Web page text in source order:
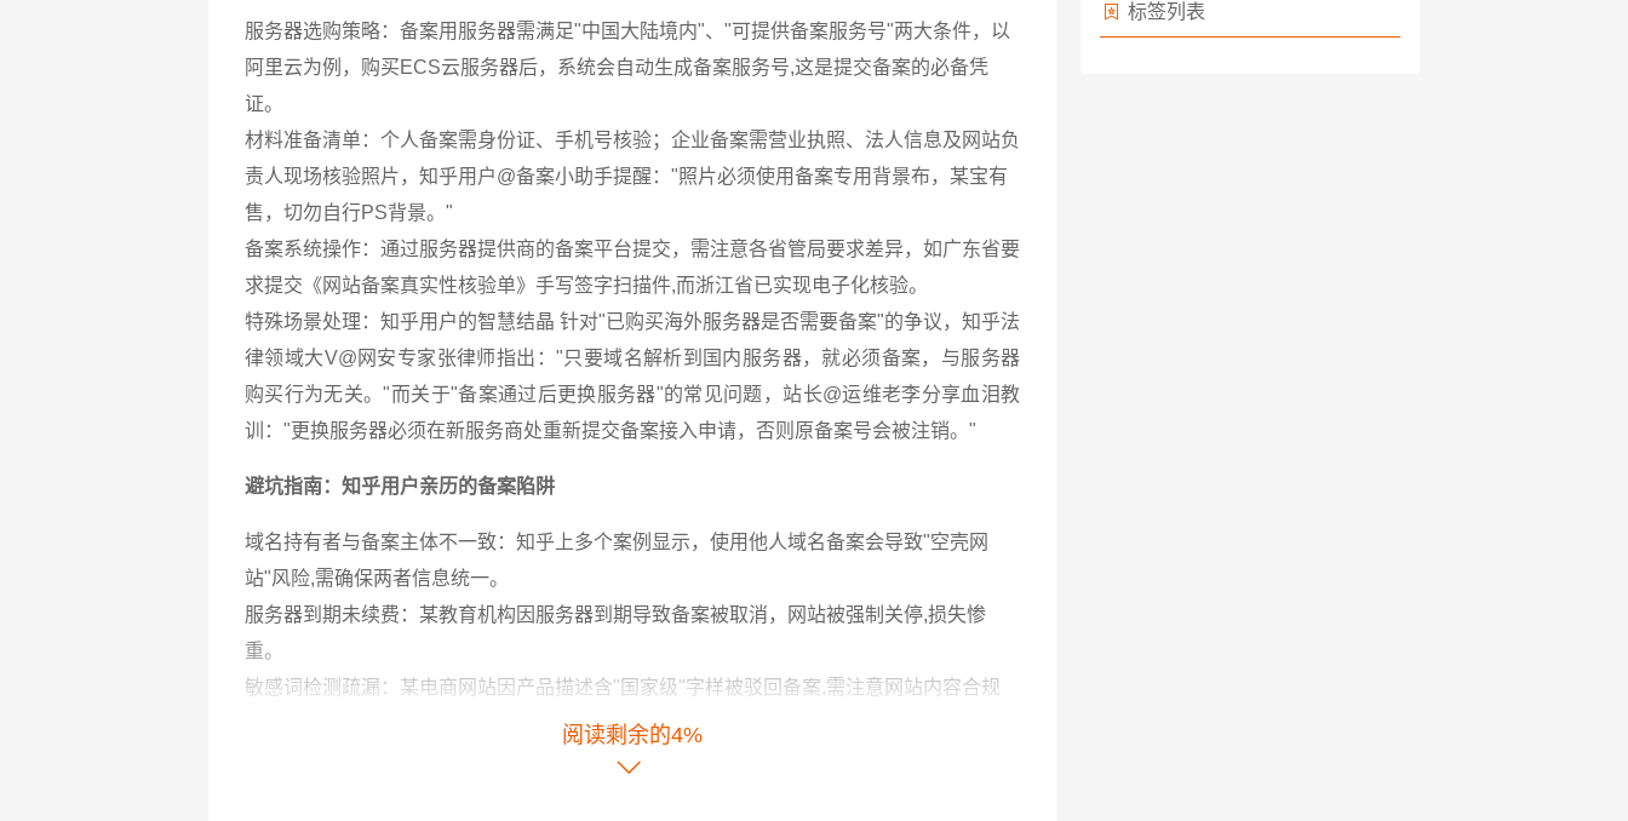
服务器选购策略：备案用服务器需满足"中国大陆境内"、"可提供备案服务号"两大条件，以
阿里云为例，购买ECS云服务器后，系统会自动生成备案服务号,这是提交备案的必备凭
证。
材料准备清单：个人备案需身份证、手机号核验；企业备案需营业执照、法人信息及网站负
责人现场核验照片，知乎用户@备案小助手提醒："照片必须使用备案专用背景布，某宝有
售，切勿自行PS背景。"
备案系统操作：通过服务器提供商的备案平台提交，需注意各省管局要求差异，如广东省要
求提交《网站备案真实性核验单》手写签字扫描件,而浙江省已实现电子化核验。
特殊场景处理：知乎用户的智慧结晶 针对"已购买海外服务器是否需要备案"的争议，知乎法
律领域大V@网安专家张律师指出："只要域名解析到国内服务器，就必须备案，与服务器
购买行为无关。"而关于"备案通过后更换服务器"的常见问题，站长@运维老李分享血泪教
训："更换服务器必须在新服务商处重新提交备案接入申请，否则原备案号会被注销。"
避坑指南：知乎用户亲历的备案陷阱
域名持有者与备案主体不一致：知乎上多个案例显示，使用他人域名备案会导致"空壳网
站"风险,需确保两者信息统一。
服务器到期未续费：某教育机构因服务器到期导致备案被取消，网站被强制关停,损失惨
重。
敏感词检测疏漏：某电商网站因产品描述含"国家级"字样被驳回备案,需注意网站内容合规
在知乎搜索"域名备案"，你会看到无数实践者的智慧结晶，备案不是简单的行政流程，而是
阅读剩余的4%
标签列表